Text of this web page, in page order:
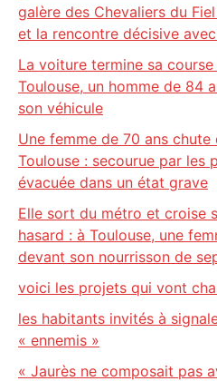
galère des Chevaliers du
et la rencontre décisive
La voiture termine sa
Toulouse, un homme de 84
son véhicule
Une femme de 70 ans chute
Toulouse : secourue par les
évacuée dans un état grave
Elle sort du métro et croise
hasard : à Toulouse, une
devant son nourrisson de
voici les projets qui vont
les habitants invités à
« ennemis »
« Jaurès ne composait pas